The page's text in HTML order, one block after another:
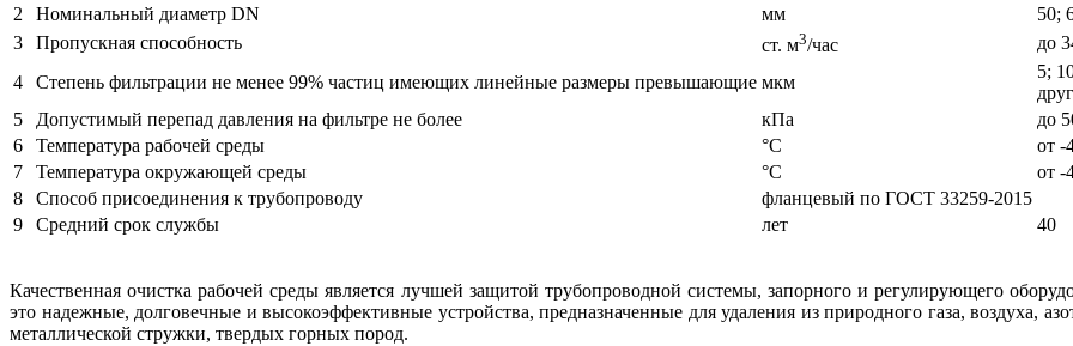
2
Номинальный диаметр DN мм
50;
3
Пропускная способность ст. м3/час
до
4
Степень фильтрации не менее 99% частиц имеющих линейные размеры превышающие мкм
5;
5
Допустимый перепад давления на фильтре не более кПа
до
6
Температура рабочей среды °С
от -
7
Температура окружающей среды °С
от -
8
Способ присоединения к трубопроводу
фланцевый по ГОСТ 33259-2015
9
Средний срок службы лет 40
Качественная очистка рабочей среды является лучшей защитой трубопроводной системы, запорного и регулирующего
это надежные, долговечные и высокоэффективные устройства, предназначенные для удаления из природного газа, воздуха,
металлической стружки, твердых горных пород.